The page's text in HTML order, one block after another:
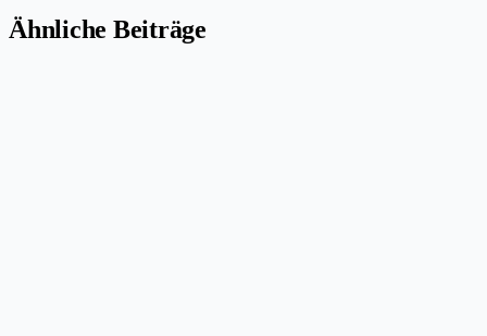
Ähnliche Beiträge